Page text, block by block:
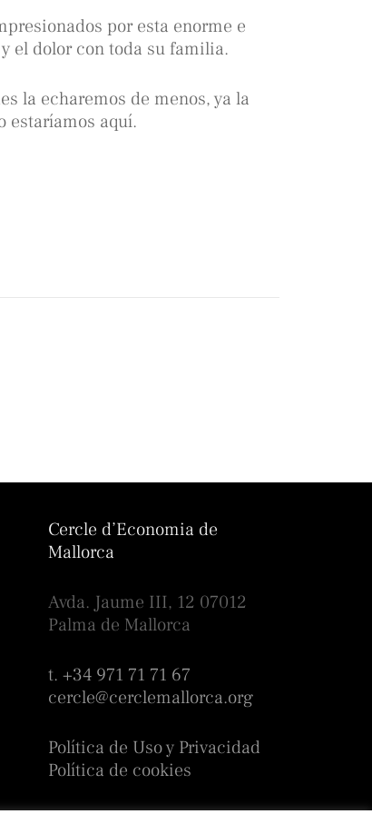
por esta enorme e
el dolor con toda su familia.
la echaremos de menos, ya la
estaríamos aquí.
Cercle d’Economia de
Mallorca
Avda. Jaume III, 12 07012
Palma de Mallorca
t. +34 971 71 71 67
cercle@cerclemallorca.org
Política de Uso y Privacidad
Política de cookies